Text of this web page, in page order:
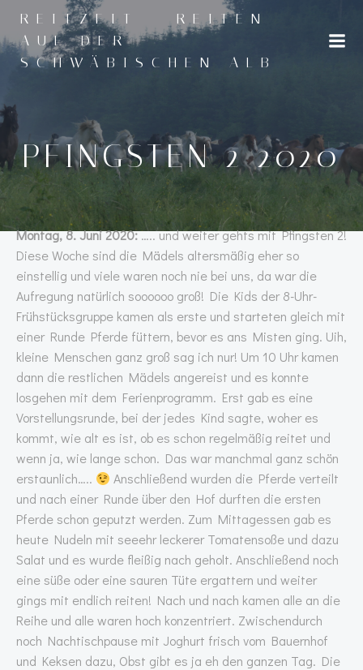
Inhalt
REITZEIT - REITEN
AUF DER
SCHWÄBISCHEN ALB
PFINGSTEN 2 2020
Montag, 8. Juni 2020:….. und weiter gehts mit Pfingsten 2!
Diese Woche sind die Mädels altersmäßig eher so
einstellig und viele waren noch nie bei uns, da war die
Aufregung natürlich soooooo groß! Die Kids der 8-Uhr-
Frühstücksgruppe kamen als erste und starteten gleich mit
einer Runde Pferde füttern, bevor es ans Misten ging. Uih,
kleine Menschen ganz groß sag ich nur! Um 10 Uhr kamen
dann die restlichen Mädels angereist und es konnte
losgehen mit dem Ferienprogramm. Erst gab es eine
Vorstellungsrunde, bei der jedes Kind sagte, woher es
kommt, wie alt es ist, ob es schon regelmäßig reitet und
wenn ja, wie lange schon. Das war manchmal ganz schön
erstaunlich…..
Anschließend wurden die Pferde verteilt
und nach einer Runde über den Hof durften die ersten
Pferde schon geputzt werden. Zum Mittagessen gab es
heute Nudeln mit seeehr leckerer Tomatensoße und dazu
Salat und es wurde fleißig nach geholt. Anschließend noch
eine süße oder eine sauren Tüte ergattern und weiter
gings mit endlich reiten! Nach und nach kamen alle an die
Reihe und alle waren hoch konzentriert. Zwischendurch
noch Nachtischpause mit Joghurt frisch vom Bauernhof
und Keksen dazu, Obst gibt es ja eh den ganzen Tag. Die